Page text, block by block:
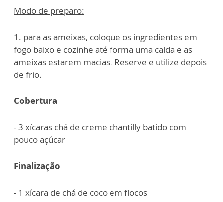
Modo de preparo:
1. para as ameixas, coloque os ingredientes em
fogo baixo e cozinhe até forma uma calda e as
ameixas estarem macias. Reserve e utilize depois
de frio.
Cobertura
- 3 xícaras chá de creme chantilly batido com
pouco açúcar
Finalização
- 1 xícara de chá de coco em flocos